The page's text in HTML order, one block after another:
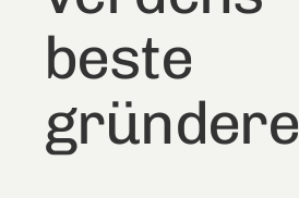
beste
gründere